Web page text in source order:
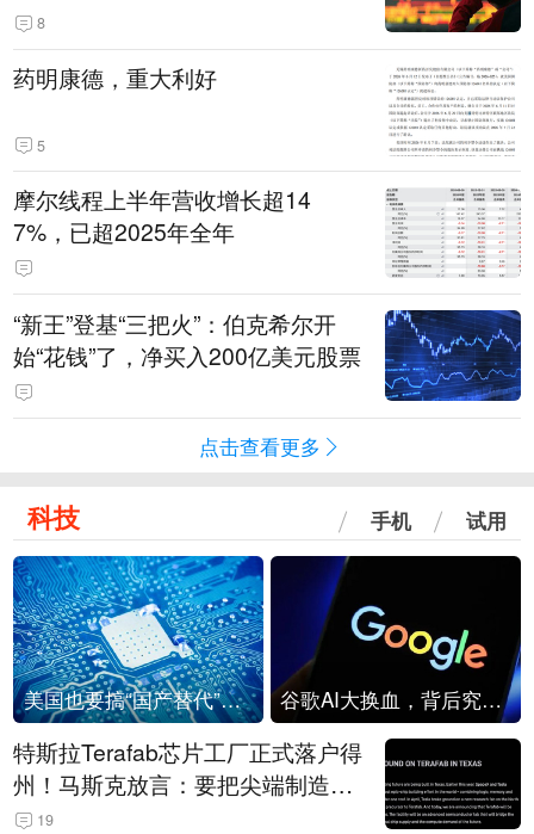
8
药明康德，重大利好
5
摩尔线程上半年营收增长超14
7%，已超2025年全年
“新王”登基“三把火”：伯克希尔开
始“花钱”了，净买入200亿美元股票
点击查看更多
科技 手机 试用
美国也要搞“国产替代”？先算清三笔账 谷歌AI大换血，背后究竟发生了什么？
特斯拉Terafab芯片工厂正式落户得
州！马斯克放言：要把尖端制造带
回美国
19